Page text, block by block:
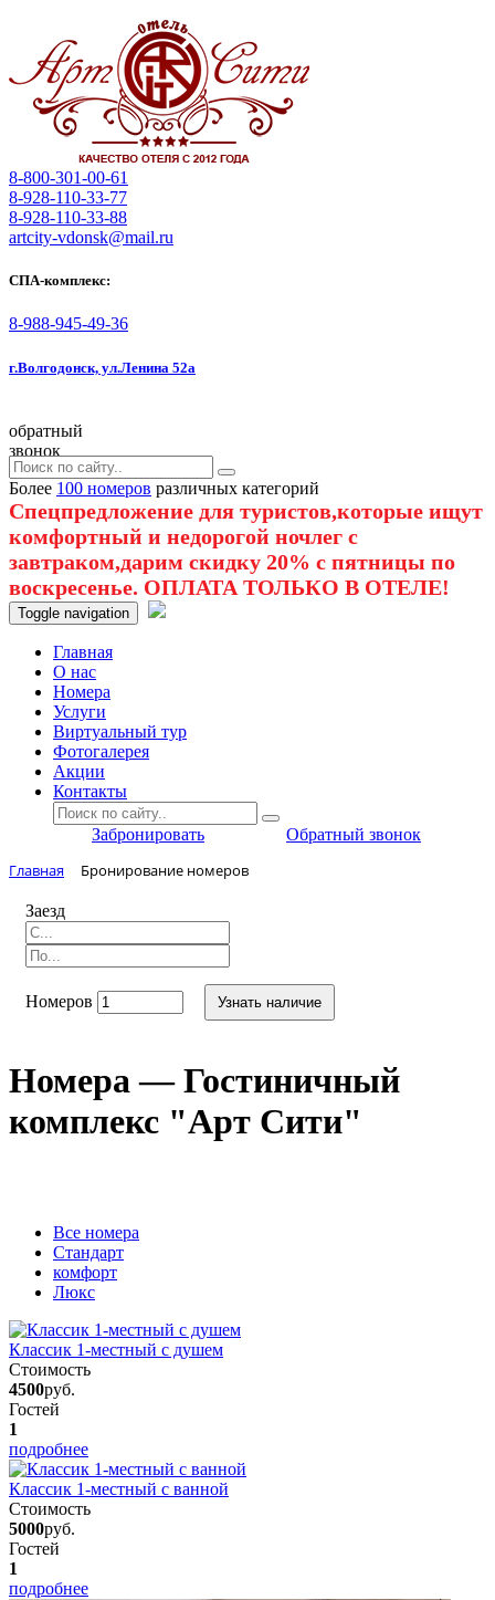
8-800-301-00-61
8-928-110-33-77
8-928-110-33-88
artcity-vdonsk@mail.ru
СПА-комплекс:
8-988-945-49-36
г.Волгодонск, ул.Ленина 52а
обратный
звонок
Более 100 номеров различных категорий
Спецпредложение для туристов,которые ищут
комфортный и недорогой ночлег с
завтраком,дарим скидку 20% с пятницы по
воскресенье. ОПЛАТА ТОЛЬКО В ОТЕЛЕ!
Toggle navigation
Главная
O нас
Номера
Услуги
Виртуальный тур
Фотогалерея
Акции
Контакты
Забронировать Обратный звонок
Главная Бронирование номеров
Заезд
Номеров Узнать наличие
Номера — Гостиничный
комплекс "Арт Сити"
Вcе номера
Стандарт
комфорт
Люкс
Классик 1-местный с душем
Стоимость
4500руб.
Гостей
1
подробнее
Классик 1-местный с ванной
Стоимость
5000руб.
Гостей
1
подробнее